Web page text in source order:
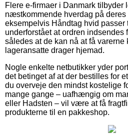
Flere e-firmaer i Danmark tilbyder
næstkommende hverdag på deres
eksempelvis Håndtag hvid passer
underforstået at ordren indsendes
således at de kan nå at få varerne
lageransatte drager hjemad.
Nogle enkelte netbutikker yder
det betinget af at der bestilles for
du overveje den mindst kostelige
mange gange – uafhængig om
eller Hadsten – vil være at få
produkterne til en pakkeshop.